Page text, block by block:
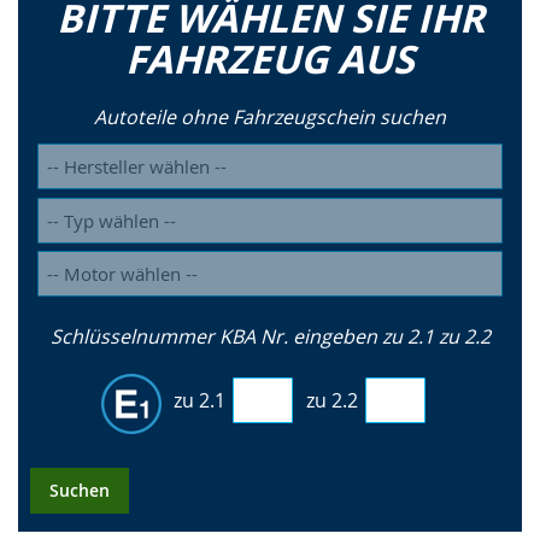
BITTE WÄHLEN SIE IHR
FAHRZEUG AUS
Autoteile ohne Fahrzeugschein suchen
Schlüsselnummer KBA Nr. eingeben zu 2.1 zu 2.2
zu 2.1 zu 2.2
Suchen